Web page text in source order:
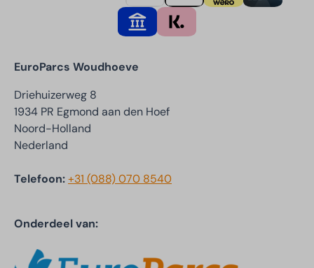
EuroParcs Woudhoeve
Driehuizerweg 8
1934 PR Egmond aan den Hoef
Noord-Holland
Nederland
Telefoon:+31 (088) 070 8540
Onderdeel van: